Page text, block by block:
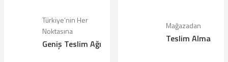
Türkiye’nin Her
Noktasına
Geniş Teslim Ağı
Mağazadan
Teslim Alma